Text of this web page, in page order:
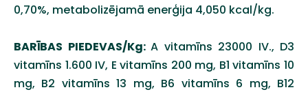
0,70%, metabolizējamā enerģija 4,050 kcal/kg.
BARĪBAS PIEDEVAS/Kg: A vitamīns 23000 IV., D3
vitamīns 1.600 IV, E vitamīns 200 mg, B1 vitamīns 10
mg, B2 vitamīns 13 mg, B6 vitamīns 6 mg, B12